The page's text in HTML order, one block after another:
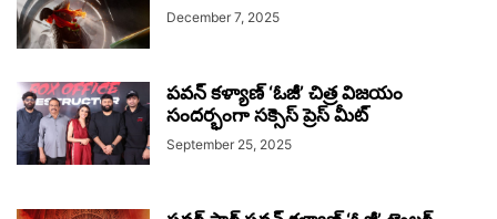
December 7, 2025
పవన్ కళ్యాణ్ ‘ఓజీ’ చిత్ర విజయం
సందర్భంగా సక్సెస్ ప్రెస్ మీట్
September 25, 2025